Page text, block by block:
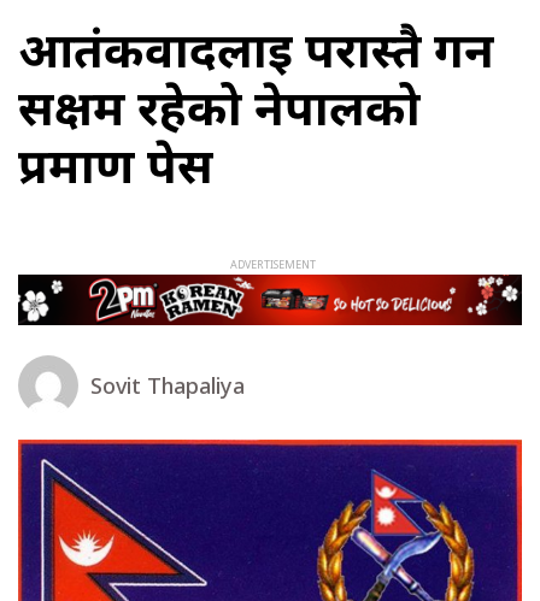
आतंकवादलाई परास्तै गर्न
सक्षम रहेको नेपालको
प्रमाण पेस
Sovit Thapaliya